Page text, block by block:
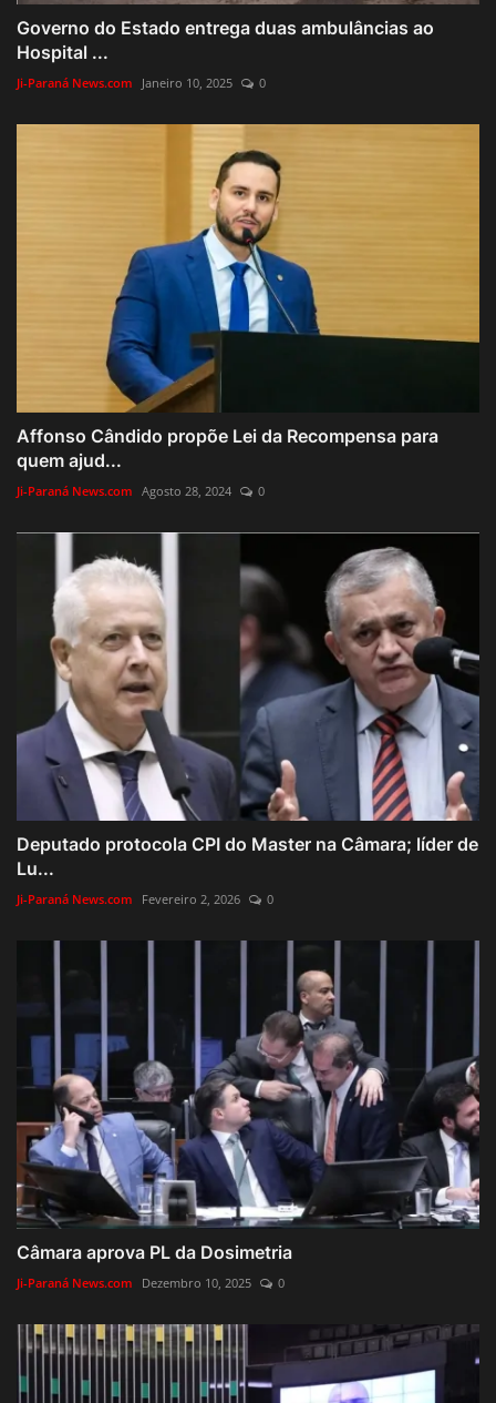
Governo do Estado entrega duas ambulâncias ao
Hospital ...
Ji-Paraná News.com Janeiro 10, 2025 0
Affonso Cândido propõe Lei da Recompensa para
quem ajud...
Ji-Paraná News.com Agosto 28, 2024 0
Deputado protocola CPI do Master na Câmara; líder de
Lu...
Ji-Paraná News.com Fevereiro 2, 2026 0
Câmara aprova PL da Dosimetria
Ji-Paraná News.com Dezembro 10, 2025 0